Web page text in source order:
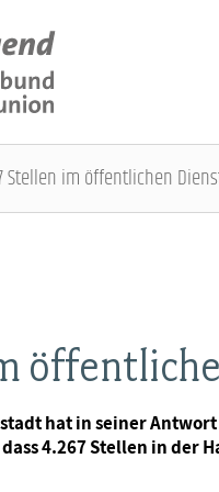
Stellen im öffentlichen
hat in seiner
4.267 Stellen in der